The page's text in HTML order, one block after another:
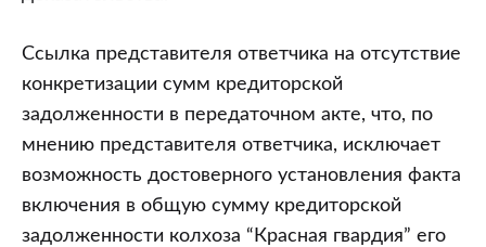
Ссылка представителя ответчика на отсутствие
конкретизации сумм кредиторской
задолженности в передаточном акте, что, по
мнению представителя ответчика, исключает
возможность достоверного установления факта
включения в общую сумму кредиторской
задолженности колхоза “Красная гвардия” его